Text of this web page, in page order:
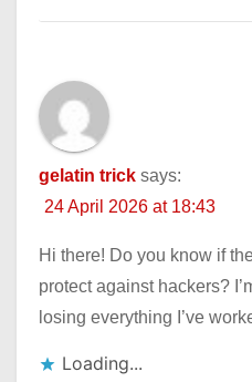
gelatin trick says:
24 April 2026 at 18:43
Hi there! Do you know if
protect against hackers?
losing everything I’ve
Loading...